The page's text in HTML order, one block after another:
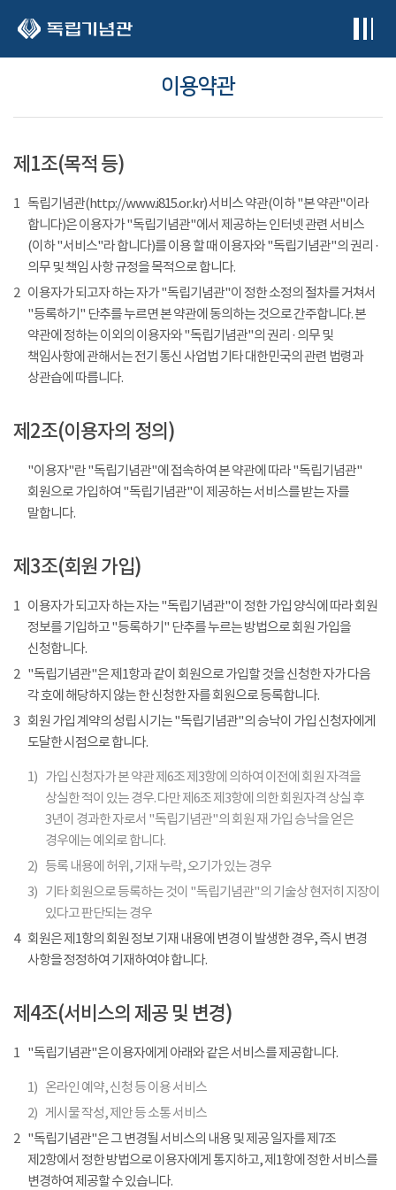
이용약관
제1조(목적 등)
1 독립기념관(http://www.i815.or.kr) 서비스 약관(이하 "본 약관"이라
합니다)은 이용자가 "독립기념관"에서 제공하는 인터넷 관련 서비스
(이하 "서비스"라 합니다)를 이용 할 때 이용자와 "독립기념관"의 권리 ·
의무 및 책임 사항 규정을 목적으로 합니다.
2 이용자가 되고자 하는 자가 "독립기념관"이 정한 소정의 절차를 거쳐서
"등록하기" 단추를 누르면 본 약관에 동의하는 것으로 간주합니다. 본
약관에 정하는 이외의 이용자와 "독립기념관"의 권리 · 의무 및
책임사항에 관해서는 전기 통신 사업법 기타 대한민국의 관련 법령과
상관습에 따릅니다.
제2조(이용자의 정의)
"이용자"란 "독립기념관"에 접속하여 본 약관에 따라 "독립기념관"
회원으로 가입하여 "독립기념관"이 제공하는 서비스를 받는 자를
말합니다.
제3조(회원 가입)
1 이용자가 되고자 하는 자는 "독립기념관"이 정한 가입 양식에 따라 회원
정보를 기입하고 "등록하기" 단추를 누르는 방법으로 회원 가입을
신청합니다.
2 "독립기념관"은 제1항과 같이 회원으로 가입할 것을 신청한 자가 다음
각 호에 해당하지 않는 한 신청한 자를 회원으로 등록합니다.
3 회원 가입 계약의 성립 시기는 "독립기념관"의 승낙이 가입 신청자에게
도달한 시점으로 합니다.
1) 가입 신청자가 본 약관 제6조 제3항에 의하여 이전에 회원 자격을
상실한 적이 있는 경우. 다만 제6조 제3항에 의한 회원자격 상실 후
3년이 경과한 자로서 "독립기념관"의 회원 재 가입 승낙을 얻은
경우에는 예외로 합니다.
2) 등록 내용에 허위, 기재 누락, 오기가 있는 경우
3) 기타 회원으로 등록하는 것이 "독립기념관"의 기술상 현저히 지장이
있다고 판단되는 경우
4
회원은 제1항의 회원 정보 기재 내용에 변경 이 발생한 경우, 즉시 변경
사항을 정정하여 기재하여야 합니다.
제4조(서비스의 제공 및 변경)
1 "독립기념관"은 이용자에게 아래와 같은 서비스를 제공합니다.
1) 온라인 예약, 신청 등 이용 서비스
2) 게시물 작성, 제안 등 소통 서비스
2 "독립기념관"은 그 변경될 서비스의 내용 및 제공 일자를 제7조
제2항에서 정한 방법으로 이용자에게 통지하고, 제1항에 정한 서비스를
변경하여 제공할 수 있습니다.